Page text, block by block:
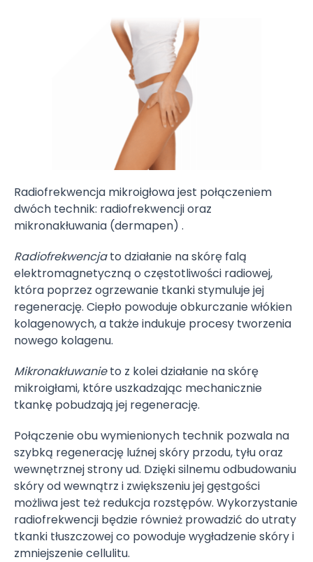
Radiofrekwencja mikroigłowa jest połączeniem
dwóch technik: radiofrekwencji oraz
mikronakłuwania (dermapen) .
Radiofrekwencjato działanie na skórę falą
elektromagnetyczną o częstotliwości radiowej,
która poprzez ogrzewanie tkanki stymuluje jej
regenerację. Ciepło powoduje obkurczanie włókien
kolagenowych, a także indukuje procesy tworzenia
nowego kolagenu.
Mikronakłuwanieto z kolei działanie na skórę
mikroigłami, które uszkadzając mechanicznie
tkankę pobudzają jej regenerację.
Połączenie obu wymienionych technik pozwala na
szybką regenerację luźnej skóry przodu, tyłu oraz
wewnętrznej strony ud. Dzięki silnemu odbudowaniu
skóry od wewnątrz i zwiększeniu jej gęstgości
możliwa jest też redukcja rozstępów. Wykorzystanie
radiofrekwencji będzie również prowadzić do utraty
tkanki tłuszczowej co powoduje wygładzenie skóry i
zmniejszenie cellulitu.